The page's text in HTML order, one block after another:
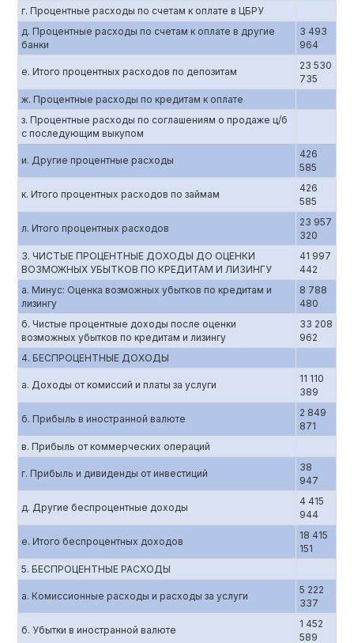
г. Процентные расходы по счетам к оплате в ЦБРУ
д. Процентные расходы по счетам к оплате в другие
банки
3 493
964
е. Итого процентных расходов по депозитам
23 530
735
ж. Процентные расходы по кредитам к оплате
з. Процентные расходы по соглашениям о продаже ц/б
с последующим выкупом
и. Другие процентные расходы
426
585
к. Итого процентных расходов по займам
426
585
л. Итого процентных расходов
23 957
320
3. ЧИСТЫЕ ПРОЦЕНТНЫЕ ДОХОДЫ ДО ОЦЕНКИ
ВОЗМОЖНЫХ УБЫТКОВ ПО КРЕДИТАМ И ЛИЗИНГУ
41 997
442
а. Минус: Оценка возможных убытков по кредитам и
лизингу
8 788
480
б. Чистые процентные доходы после оценки
возможных убытков по кредитам и лизингу
33 208
962
4. БЕСПРОЦЕНТНЫЕ ДОХОДЫ
а. Доходы от комиссий и платы за услуги
11 110
389
б. Прибыль в иностранной валюте
2 849
871
в. Прибыль от коммерческих операций
г. Прибыль и дивиденды от инвестиций
38
947
д. Другие беспроцентные доходы
4 415
944
е. Итого беспроцентных доходов
18 415
151
5. БЕСПРОЦЕНТНЫЕ РАСХОДЫ
а. Комиссионные расходы и расходы за услуги
5 222
337
б. Убытки в иностранной валюте
1 452
589